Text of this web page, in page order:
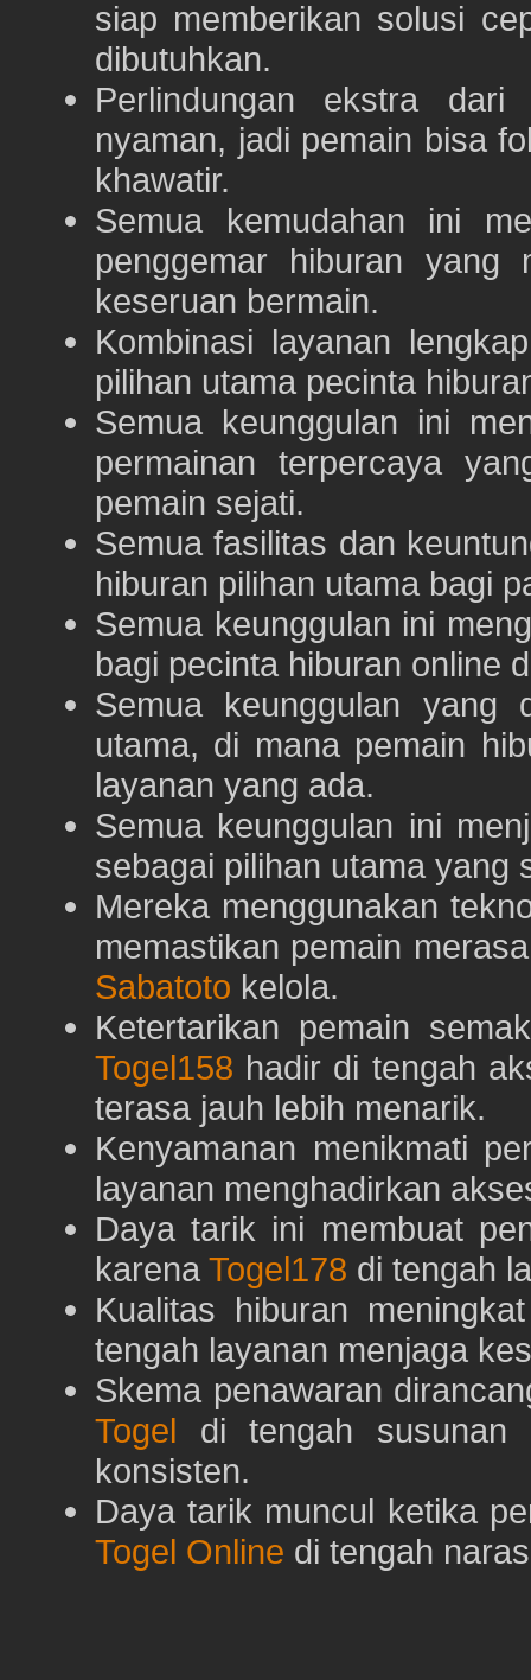
siap memberikan solusi
dibutuhkan.
Perlindungan ekstra dari
nyaman, jadi pemain bisa
khawatir.
Semua kemudahan ini
penggemar hiburan yang
keseruan bermain.
Kombinasi layanan
pilihan utama pecinta
Semua keunggulan ini
permainan terpercaya
pemain sejati.
Semua fasilitas dan
hiburan pilihan utama bagi
Semua keunggulan ini
bagi pecinta hiburan online
Semua keunggulan yang
utama, di mana pemain
layanan yang ada.
Semua keunggulan ini
sebagai pilihan utama yang
Mereka menggunakan
memastikan pemain
Sabatoto kelola.
Ketertarikan pemain
Togel158 hadir di tengah
terasa jauh lebih menarik.
Kenyamanan menikmati
layanan menghadirkan
Daya tarik ini membuat
karena Togel178 di tengah
Kualitas hiburan
tengah layanan menjaga
Skema penawaran
Togel di tengah susunan
konsisten.
Daya tarik muncul ketika
Togel Online di tengah